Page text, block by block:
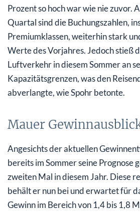
Prozent so hoch war wie nie zuvor.
Quartal sind die Buchungszahlen,
Premiumklassen, weiterhin stark
Werte des Vorjahres. Jedoch stieß
Luftverkehr in diesem Sommer an
Kapazitätsgrenzen, was den
abverlangte, wie Spohr betonte.
Mauer
Angesichts der aktuellen
bereits im Sommer seine Prognose
zweiten Mal in diesem Jahr. Diese
behält er nun bei und erwartet für
Gewinn im Bereich von 1,4 bis 1,8